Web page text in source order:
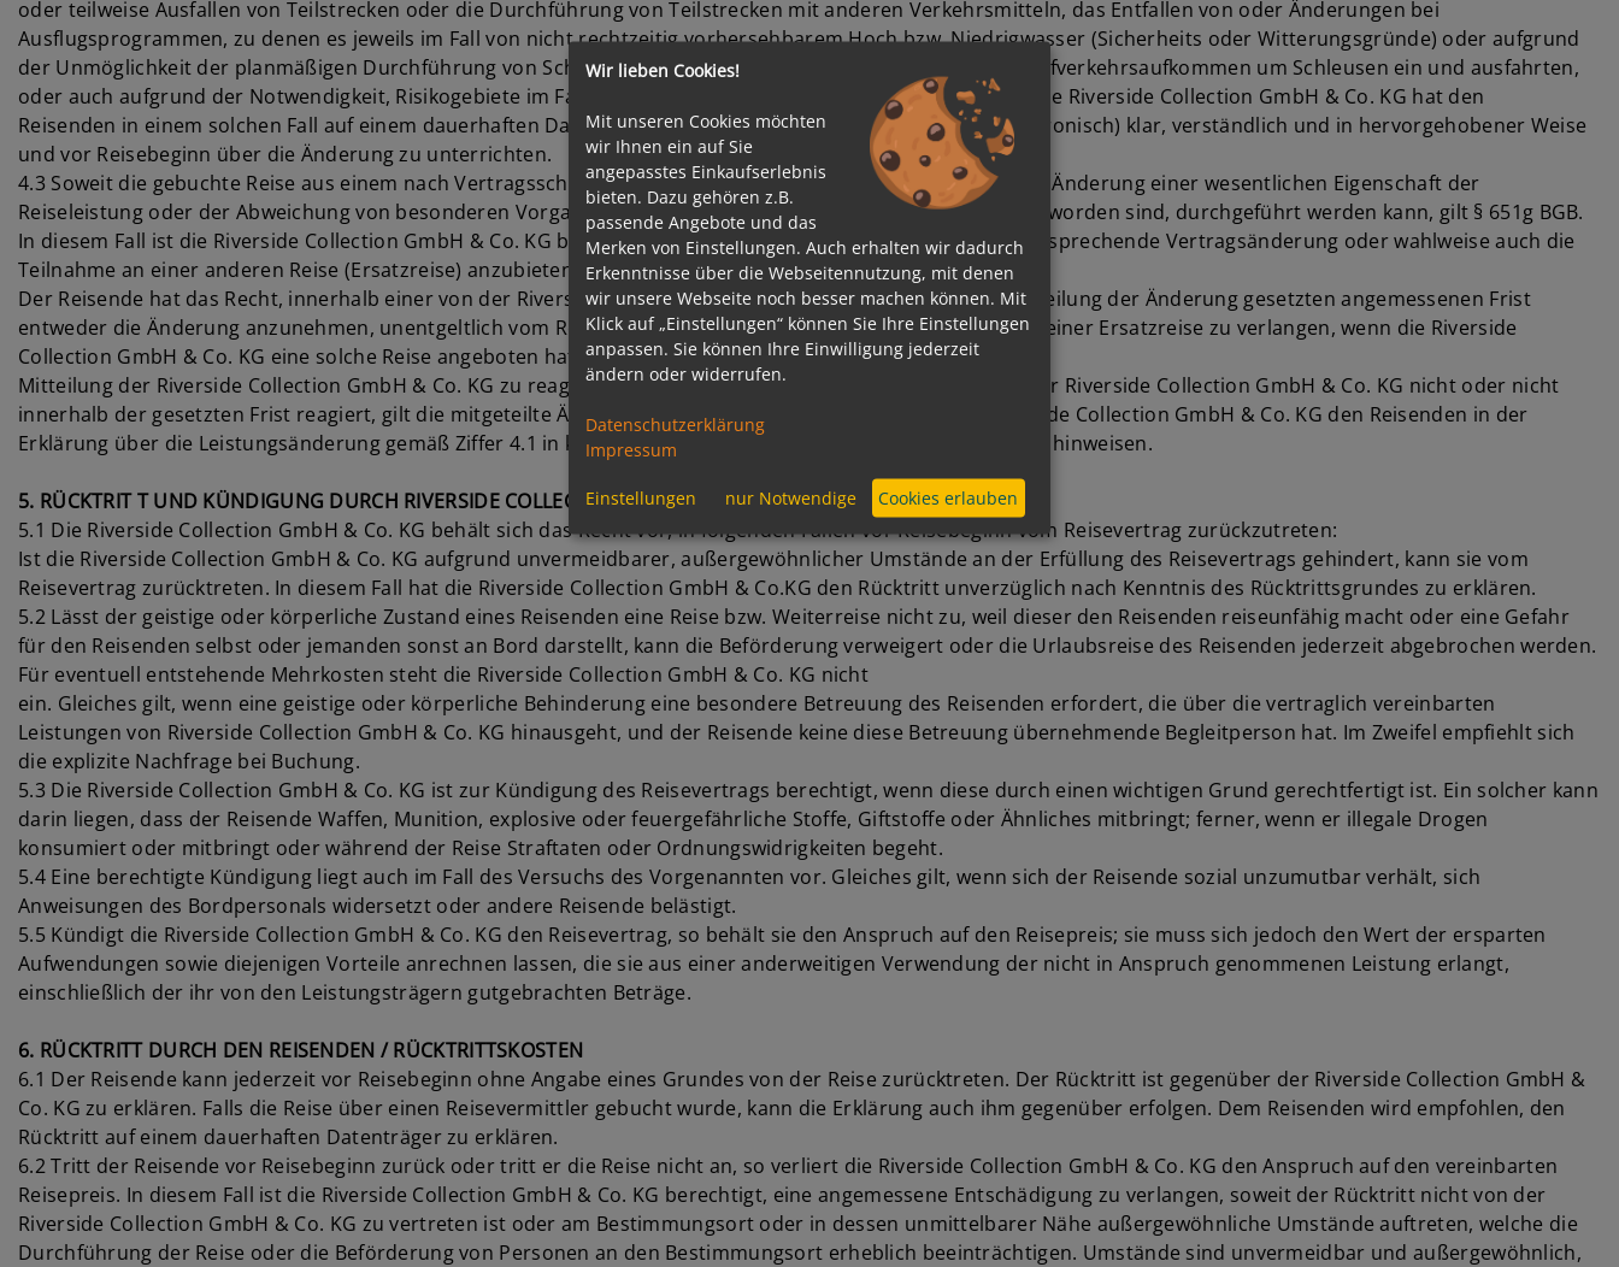
oder teilweise Ausfallen von Teilstrecken oder die Durchführung von Teilstrecken mit anderen Verkehrsmitteln, das Entfallen von oder Änderungen bei
Ausflugsprogrammen, zu denen es jeweils im Fall von nicht rechtzeitig vorhersehbarem Hoch bzw. Niedrigwasser (Sicherheits oder Witterungsgründe) oder aufgrund
der Unmöglichkeit der planmäßigen Durchführung von Schleusendurchfahrten, z.B. aufgrund erhöhtem Schiffverkehrsaufkommen um Schleusen ein und ausfahrten,
oder auch aufgrund der Notwendigkeit, Risikogebiete im Falle einer Pandemie zu umfahren, kommen kann. Die Riverside Collection GmbH & Co. KG hat den
Reisenden in einem solchen Fall auf einem dauerhaften Datenträger (z.B. in Papierform, per E Mail oder elektronisch) klar, verständlich und in hervorgehobener Weise
und vor Reisebeginn über die Änderung zu unterrichten.
4.3 Soweit die gebuchte Reise aus einem nach Vertragsschluss eingetretenen Umstand nur unter erheblicher Änderung einer wesentlichen Eigenschaft der
Reiseleistung oder der Abweichung von besonderen Vorgaben des Reisenden, die Inhalt des Reisevertrags geworden sind, durchgeführt werden kann, gilt § 651g BGB.
In diesem Fall ist die Riverside Collection GmbH & Co. KG berechtigt, dem Reisenden vor Reisebeginn eine entsprechende Vertragsänderung oder wahlweise auch die
Teilnahme an einer anderen Reise (Ersatzreise) anzubieten.
Der Reisende hat das Recht, innerhalb einer von der Riverside Collection GmbH & Co. KG gleichzeitig mit Mitteilung der Änderung gesetzten angemessenen Frist
entweder die Änderung anzunehmen, unentgeltlich vom Reisevertrag zurückzutreten oder die Teilnahme an einer Ersatzreise zu verlangen, wenn die Riverside
Collection GmbH & Co. KG eine solche Reise angeboten hat. Der Reisende hat die Wahl, auf die
Mitteilung der Riverside Collection GmbH & Co. KG zu reagieren oder nicht. Wenn der Reisende gegenüber der Riverside Collection GmbH & Co. KG nicht oder nicht
innerhalb der gesetzten Frist reagiert, gilt die mitgeteilte Änderung als angenommen. Hierauf wird die Riverside Collection GmbH & Co. KG den Reisenden in der
Erklärung über die Leistungsänderung gemäß Ziffer 4.1 in klarer, verständlicher und her vorgehobener Weise hinweisen.
5. RÜCKTRIT T UND KÜNDIGUNG DURCH RIVERSIDE COLLECTION GMBH & CO. KG
5.1 Die Riverside Collection GmbH & Co. KG behält sich das Recht vor, in folgenden Fällen vor Reisebeginn vom Reisevertrag zurückzutreten:
Ist die Riverside Collection GmbH & Co. KG aufgrund unvermeidbarer, außergewöhnlicher Umstände an der Erfüllung des Reisevertrags gehindert, kann sie vom
Reisevertrag zurücktreten. In diesem Fall hat die Riverside Collection GmbH & Co.KG den Rücktritt unverzüglich nach Kenntnis des Rücktrittsgrundes zu erklären.
5.2 Lässt der geistige oder körperliche Zustand eines Reisenden eine Reise bzw. Weiterreise nicht zu, weil dieser den Reisenden reiseunfähig macht oder eine Gefahr
für den Reisenden selbst oder jemanden sonst an Bord darstellt, kann die Beförderung verweigert oder die Urlaubsreise des Reisenden jederzeit abgebrochen werden.
Für eventuell entstehende Mehrkosten steht die Riverside Collection GmbH & Co. KG nicht
ein. Gleiches gilt, wenn eine geistige oder körperliche Behinderung eine besondere Betreuung des Reisenden erfordert, die über die vertraglich vereinbarten
Leistungen von Riverside Collection GmbH & Co. KG hinausgeht, und der Reisende keine diese Betreuung übernehmende Begleitperson hat. Im Zweifel empfiehlt sich
die explizite Nachfrage bei Buchung.
5.3 Die Riverside Collection GmbH & Co. KG ist zur Kündigung des Reisevertrags berechtigt, wenn diese durch einen wichtigen Grund gerechtfertigt ist. Ein solcher kann
darin liegen, dass der Reisende Waffen, Munition, explosive oder feuergefährliche Stoffe, Giftstoffe oder Ähnliches mitbringt; ferner, wenn er illegale Drogen
konsumiert oder mitbringt oder während der Reise Straftaten oder Ordnungswidrigkeiten begeht.
5.4 Eine berechtigte Kündigung liegt auch im Fall des Versuchs des Vorgenannten vor. Gleiches gilt, wenn sich der Reisende sozial unzumutbar verhält, sich
Anweisungen des Bordpersonals widersetzt oder andere Reisende belästigt.
5.5 Kündigt die Riverside Collection GmbH & Co. KG den Reisevertrag, so behält sie den Anspruch auf den Reisepreis; sie muss sich jedoch den Wert der ersparten
Aufwendungen sowie diejenigen Vorteile anrechnen lassen, die sie aus einer anderweitigen Verwendung der nicht in Anspruch genommenen Leistung erlangt,
einschließlich der ihr von den Leistungsträgern gutgebrachten Beträge.
6. RÜCKTRITT DURCH DEN REISENDEN / RÜCKTRITTSKOSTEN
6.1 Der Reisende kann jederzeit vor Reisebeginn ohne Angabe eines Grundes von der Reise zurücktreten. Der Rücktritt ist gegenüber der Riverside Collection GmbH &
Co. KG zu erklären. Falls die Reise über einen Reisevermittler gebucht wurde, kann die Erklärung auch ihm gegenüber erfolgen. Dem Reisenden wird empfohlen, den
Rücktritt auf einem dauerhaften Datenträger zu erklären.
6.2 Tritt der Reisende vor Reisebeginn zurück oder tritt er die Reise nicht an, so verliert die Riverside Collection GmbH & Co. KG den Anspruch auf den vereinbarten
Reisepreis. In diesem Fall ist die Riverside Collection GmbH & Co. KG berechtigt, eine angemessene Entschädigung zu verlangen, soweit der Rücktritt nicht von der
Riverside Collection GmbH & Co. KG zu vertreten ist oder am Bestimmungsort oder in dessen unmittelbarer Nähe außergewöhnliche Umstände auftreten, welche die
Durchführung der Reise oder die Beförderung von Personen an den Bestimmungsort erheblich beeinträchtigen. Umstände sind unvermeidbar und außergewöhnlich,
Wir lieben Cookies!
Mit unseren Cookies möchten
wir Ihnen ein auf Sie
angepasstes Einkaufserlebnis
bieten. Dazu gehören z.B.
passende Angebote und das
Merken von Einstellungen. Auch erhalten wir dadurch
Erkenntnisse über die Webseitennutzung, mit denen
wir unsere Webseite noch besser machen können. Mit
Klick auf „Einstellungen“ können Sie Ihre Einstellungen
anpassen. Sie können Ihre Einwilligung jederzeit
ändern oder widerrufen.
Datenschutzerklärung
Impressum
Einstellungen nur Notwendige Cookies erlauben